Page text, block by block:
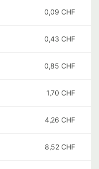
0,09 CHF
0,43 CHF
0,85 CHF
1,70 CHF
4,26 CHF
8,52 CHF